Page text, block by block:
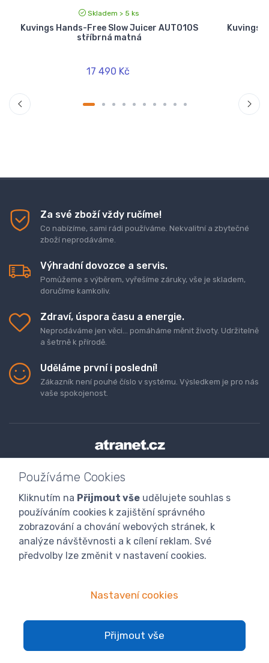
Skladem > 5 ks
Kuvings Hands-Free Slow Juicer AUTO10S
stříbrná matná
17 490 Kč
Kuvings
Za své zboží vždy ručíme!
Co nabízíme, sami rádi používáme. Nekvalitní a zbytečné
zboží neprodáváme.
Výhradní dovozce a servis.
Pomůžeme s výběrem, vyřešíme záruky, vše je skladem,
doručíme kamkoliv.
Zdraví, úspora času a energie.
Neprodáváme jen věci... pomáháme měnit životy. Udržitelně
a šetrně k přírodě.
Uděláme první i poslední!
Zákazník není pouhé číslo v systému. Výsledkem je pro nás
vaše spokojenost.
Doprava a platba zboží
Obchodní podmínky
Program digitalizace
Používáme Cookies
Kliknutím na Přijmout vše udělujete souhlas s
používáním cookies k zajištění správného
zobrazování a chování webových stránek, k
analýze návštěvnosti a k cílení reklam. Své
předvolby lze změnit v nastavení cookies.
Nastavení cookies
Přijmout vše